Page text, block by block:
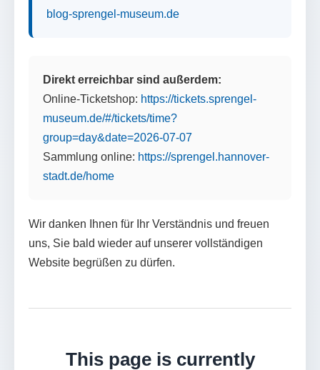
blog-sprengel-museum.de
Direkt erreichbar sind außerdem:
Online-Ticketshop: https://tickets.sprengel-
museum.de/#/tickets/time?
group=day&date=2026-07-07
Sammlung online: https://sprengel.hannover-
stadt.de/home
Wir danken Ihnen für Ihr Verständnis und freuen
uns, Sie bald wieder auf unserer vollständigen
Website begrüßen zu dürfen.
This page is currently